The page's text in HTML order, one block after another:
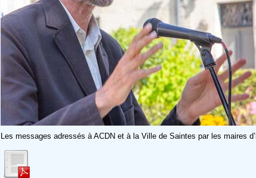
Les messages adressés à ACDN et à la Ville de Saintes par les maires